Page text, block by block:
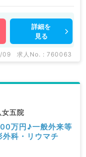
詳細を
見る
09 求人No. : 760063
五院
万円♪一般外来等
科・リウマチ